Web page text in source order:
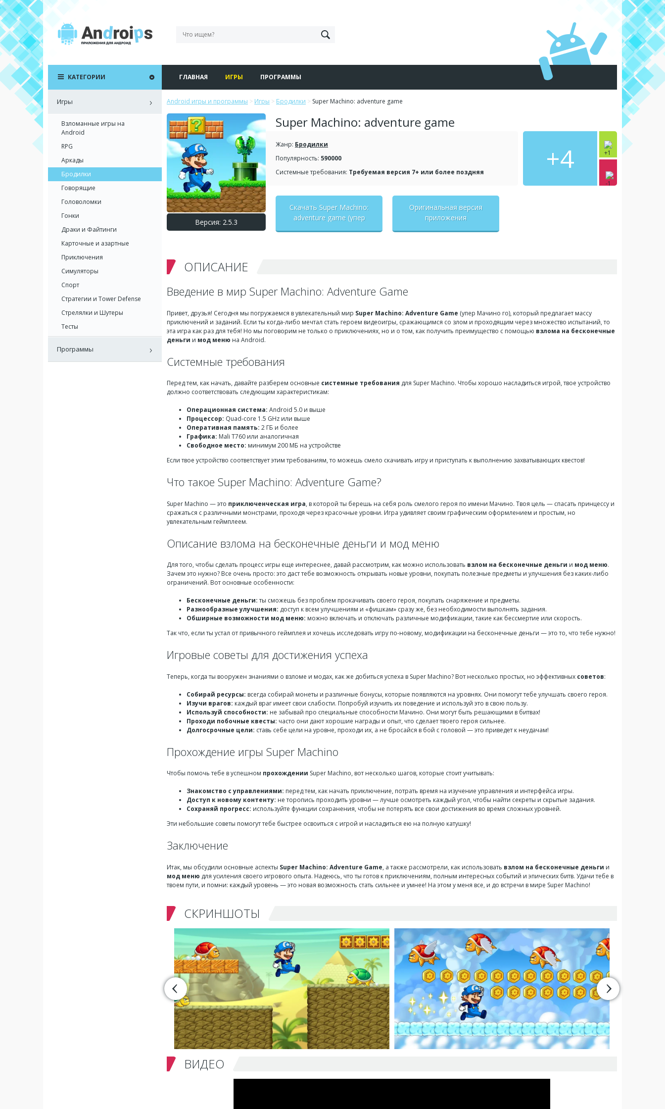
ГЛАВНАЯ ИГРЫ ПРОГРАММЫ
Android игры и программы > Игры > Бродилки > Super Machino: adventure game
Версия: 2.5.3
Super Machino: adventure game
+4
Жанр: Бродилки
Популярность: 590000
Системные требования: Требуемая версия 7+ или более поздняя
Скачать Super Machino:
adventure game (упер
Оригинальная версия
приложения
ОПИСАНИЕ
Введение в мир Super Machino: Adventure Game
Привет, друзья! Сегодня мы погружаемся в увлекательный мир Super Machino: Adventure Game (упер Мачино го), который предлагает массу
приключений и заданий. Если ты когда-либо мечтал стать героем видеоигры, сражающимся со злом и проходящим через множество испытаний, то
эта игра как раз для тебя! Но мы поговорим не только о приключениях, но и о том, как получить преимущество с помощью взлома на бесконечные
деньги и мод меню на Android.
Системные требования
Перед тем, как начать, давайте разберем основные системные требования для Super Machino. Чтобы хорошо насладиться игрой, твое устройство
должно соответствовать следующим характеристикам:
Операционная система: Android 5.0 и выше
Процессор: Quad-core 1.5 GHz или выше
Оперативная память: 2 ГБ и более
Графика: Mali T760 или аналогичная
Свободное место: минимум 200 МБ на устройстве
Если твое устройство соответствует этим требованиям, то можешь смело скачивать игру и приступать к выполнению захватывающих квестов!
Что такое Super Machino: Adventure Game?
Super Machino — это приключенческая игра, в которой ты берешь на себя роль смелого героя по имени Мачино. Твоя цель — спасать принцессу и
сражаться с различными монстрами, проходя через красочные уровни. Игра удивляет своим графическим оформлением и простым, но
увлекательным геймплеем.
Описание взлома на бесконечные деньги и мод меню
Для того, чтобы сделать процесс игры еще интереснее, давай рассмотрим, как можно использовать взлом на бесконечные деньги и мод меню.
Зачем это нужно? Все очень просто: это даст тебе возможность открывать новые уровни, покупать полезные предметы и улучшения без каких-либо
ограничений. Вот основные особенности:
Бесконечные деньги:ты сможешь без проблем прокачивать своего героя, покупать снаряжение и предметы.
Разнообразные улучшения: доступ к всем улучшениям и «фишкам» сразу же, без необходимости выполнять задания.
Обширные возможности мод меню: можно включать и отключать различные модификации, такие как бессмертие или скорость.
Так что, если ты устал от привычного геймплея и хочешь исследовать игру по-новому, модификации на бесконечные деньги — это то, что тебе нужно!
Игровые советы для достижения успеха
Теперь, когда ты вооружен знаниями о взломе и модах, как же добиться успеха в Super Machino? Вот несколько простых, но эффективных советов:
Собирай ресурсы: всегда собирай монеты и различные бонусы, которые появляются на уровнях. Они помогут тебе улучшать своего героя.
Изучи врагов: каждый враг имеет свои слабости. Попробуй изучить их поведение и используй это в свою пользу.
Используй способности: не забывай про специальные способности Мачино. Они могут быть решающими в битвах!
Проходи побочные квесты: часто они дают хорошие награды и опыт, что сделает твоего героя сильнее.
Долгосрочные цели: ставь себе цели на уровне, проходи их, а не бросайся в бой с головой — это приведет к неудачам!
Прохождение игры Super Machino
Чтобы помочь тебе в успешном прохождении Super Machino, вот несколько шагов, которые стоит учитывать:
Знакомство с управлениями: перед тем, как начать приключение, потрать время на изучение управления и интерфейса игры.
Доступ к новому контенту: не торопись проходить уровни — лучше осмотреть каждый угол, чтобы найти секреты и скрытые задания.
Сохраняй прогресс: используйте функции сохранения, чтобы не потерять все свои достижения во время сложных уровней.
Эти небольшие советы помогут тебе быстрее освоиться с игрой и насладиться ею на полную катушку!
Заключение
Итак, мы обсудили основные аспекты Super Machino: Adventure Game, а также рассмотрели, как использовать взлом на бесконечные деньги и
мод меню для усиления своего игрового опыта. Надеюсь, что ты готов к приключениям, полным интересных событий и эпических битв. Удачи тебе в
твоем пути, и помни: каждый уровень — это новая возможность стать сильнее и умнее! На этом у меня все, и до встречи в мире Super Machino!
СКРИНШОТЫ
ВИДЕО
КАТЕГОРИИ
Игры
Взломанные игры на
Android
RPG
Аркады
Бродилки
Говорящие
Головоломки
Гонки
Драки и Файтинги
Карточные и азартные
Приключения
Симуляторы
Спорт
Стратегии и Tower Defense
Стрелялки и Шутеры
Тесты
Программы